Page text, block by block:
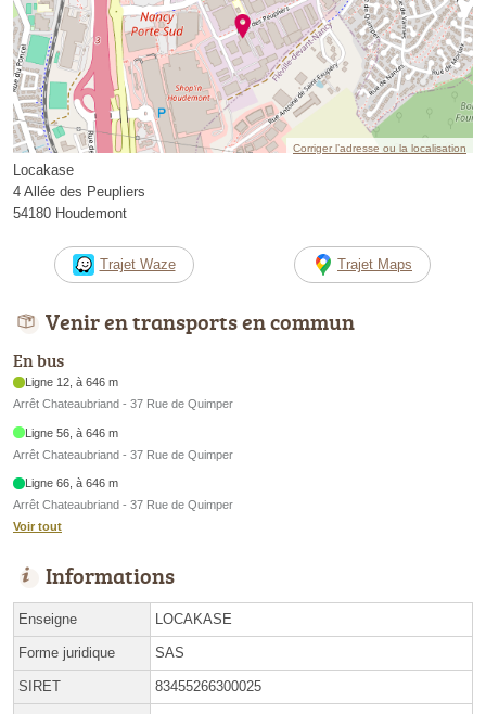
Corriger l’adresse ou la localisation
Locakase
4 Allée des Peupliers
54180 Houdemont
Trajet Waze Trajet Maps
Venir en transports en commun
En bus
Ligne 12, à 646 m
Arrêt Chateaubriand - 37 Rue de Quimper
Ligne 56, à 646 m
Arrêt Chateaubriand - 37 Rue de Quimper
Ligne 66, à 646 m
Arrêt Chateaubriand - 37 Rue de Quimper
Voir tout
Informations
Enseigne LOCAKASE
Forme juridique SAS
SIRET 83455266300025